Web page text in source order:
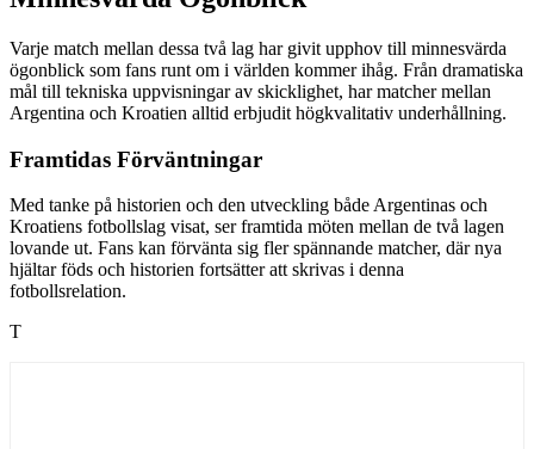
Varje match mellan dessa två lag har givit upphov till minnesvärda
ögonblick som fans runt om i världen kommer ihåg. Från dramatiska
mål till tekniska uppvisningar av skicklighet, har matcher mellan
Argentina och Kroatien alltid erbjudit högkvalitativ underhållning.
Framtidas Förväntningar
Med tanke på historien och den utveckling både Argentinas och
Kroatiens fotbollslag visat, ser framtida möten mellan de två lagen
lovande ut. Fans kan förvänta sig fler spännande matcher, där nya
hjältar föds och historien fortsätter att skrivas i denna
fotbollsrelation.
T